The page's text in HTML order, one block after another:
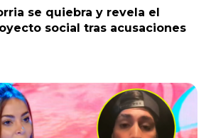
se quiebra y revela el
social tras acusaciones